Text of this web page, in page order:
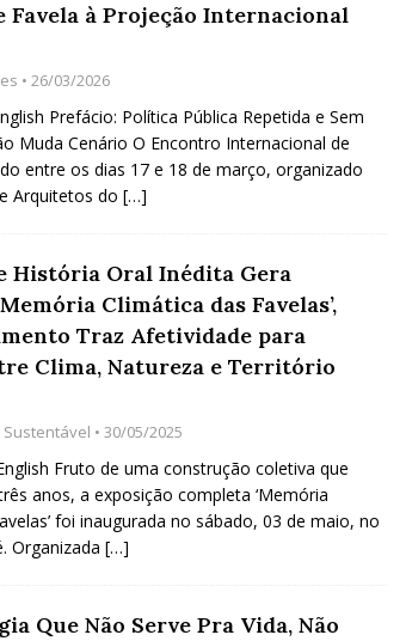
Favela à Projeção Internacional
• 26/03/2026
Prefácio: Política Pública Repetida e Sem
Muda Cenário O Encontro Internacional de
entre os dias 17 e 18 de março, organizado
Arquitetos do […]
História Oral Inédita Gera
Climática das Favelas’,
Traz Afetividade para
Clima, Natureza e Território
Sustentável • 30/05/2025
Fruto de uma construção coletiva que
anos, a exposição completa ‘Memória
foi inaugurada no sábado, 03 de maio, no
Organizada […]
Que Não Serve Pra Vida, Não